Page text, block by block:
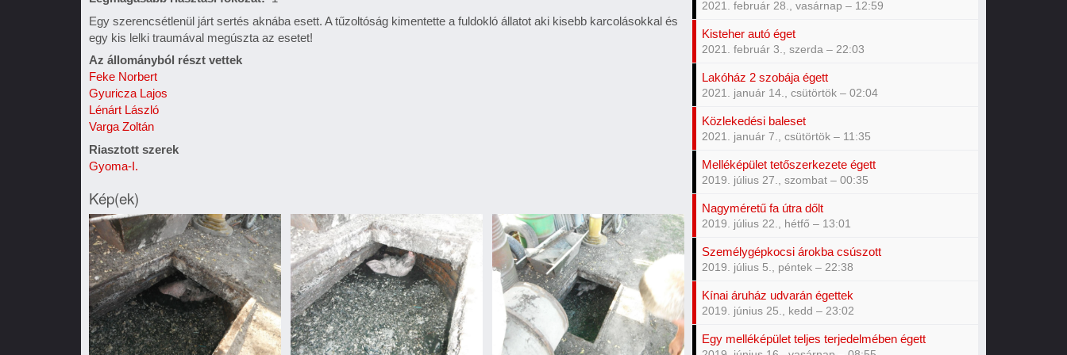
Egy szerencsétlenül járt sertés aknába esett. A tűzoltóság kimentette a fuldokló állatot aki kisebb karcolásokkal és
egy kis lelki traumával megúszta az esetet!
Az állományból részt vettek
Feke Norbert
Gyuricza Lajos
Lénárt László
Varga Zoltán
Riasztott szerek
Gyoma-I.
Kép(ek)
2021. február 28., vasárnap – 12:59
Kisteher autó éget
2021. február 3., szerda – 22:03
Lakóház 2 szobája égett
2021. január 14., csütörtök – 02:04
Közlekedési baleset
2021. január 7., csütörtök – 11:35
Melléképület tetőszerkezete égett
2019. július 27., szombat – 00:35
Nagyméretű fa útra dőlt
2019. július 22., hétfő – 13:01
Személygépkocsi árokba csúszott
2019. július 5., péntek – 22:38
Kínai áruház udvarán égettek
2019. június 25., kedd – 23:02
Egy melléképület teljes terjedelmében égett